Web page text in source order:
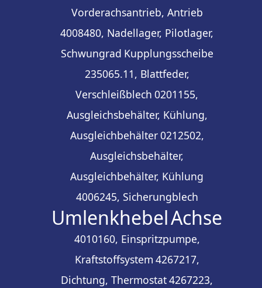
Vorderachsantrieb, Antrieb
4008480, Nadellager, Pilotlager,
Schwungrad Kupplungsscheibe
235065.11, Blattfeder,
Verschleißblech 0201155,
Ausgleichsbehälter, Kühlung,
Ausgleichbehälter0212502,
Ausgleichsbehälter,
Ausgleichbehälter, Kühlung
4006245, Sicherungblech
UmlenkhebelAchse
4010160, Einspritzpumpe,
Kraftstoffsystem 4267217,
Dichtung, Thermostat4267223,